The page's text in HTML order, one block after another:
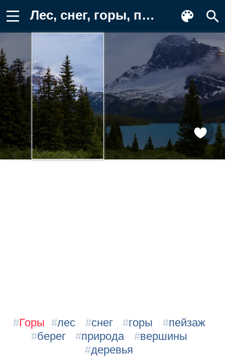
Лес, снег, горы, пейзаж, берег Фотография
#Горы #лес #снег #горы #пейзаж
#берег #природа #вершины
#деревья